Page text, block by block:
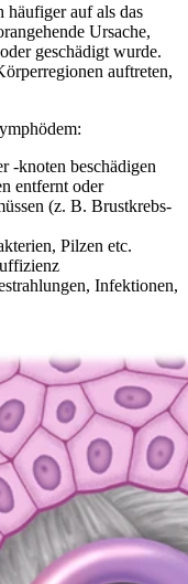
häufiger auf als das
Ursache,
geschädigt wurde.
auftreten,
-knoten beschädigen
entfernt oder
(z. B. Brustkrebs-
Pilzen etc.
Infektionen,